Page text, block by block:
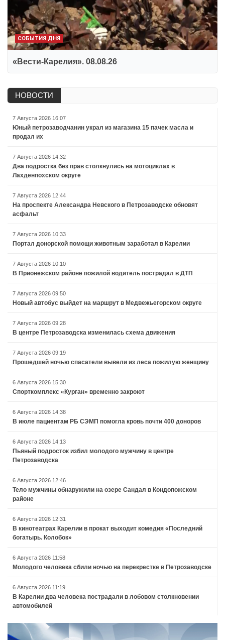
СОБЫТИЯ ДНЯ
«Вести-Карелия». 08.08.26
НОВОСТИ
7 Августа 2026 16:07
Юный петрозаводчанин украл из магазина 15 пачек масла и
продал их
7 Августа 2026 14:32
Два подростка без прав столкнулись на мотоциклах в
Лахденпохском округе
7 Августа 2026 12:44
На проспекте Александра Невского в Петрозаводске обновят
асфальт
7 Августа 2026 10:33
Портал донорской помощи животным заработал в Карелии
7 Августа 2026 10:10
В Прионежском районе пожилой водитель пострадал в ДТП
7 Августа 2026 09:50
Новый автобус выйдет на маршрут в Медвежьегорском округе
7 Августа 2026 09:28
В центре Петрозаводска изменилась схема движения
7 Августа 2026 09:19
Прошедшей ночью спасатели вывели из леса пожилую женщину
6 Августа 2026 15:30
Спорткомплекс «Курган» временно закроют
6 Августа 2026 14:38
В июле пациентам РБ СЭМП помогла кровь почти 400 доноров
6 Августа 2026 14:13
Пьяный подросток избил молодого мужчину в центре
Петрозаводска
6 Августа 2026 12:46
Тело мужчины обнаружили на озере Сандал в Кондопожском
районе
6 Августа 2026 12:31
В кинотеатрах Карелии в прокат выходит комедия «Последний
богатырь. Колобок»
6 Августа 2026 11:58
Молодого человека сбили ночью на перекрестке в Петрозаводске
6 Августа 2026 11:19
В Карелии два человека пострадали в лобовом столкновении
автомобилей